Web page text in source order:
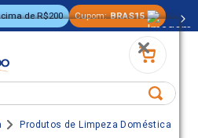
de R$200 Cupom: BRAS15
Produtos de Limpeza Doméstica